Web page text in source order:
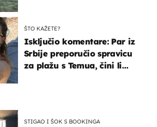
STIGAO I ŠOK S BOOKINGA
ŠTO KAŽETE?
Isključio komentare: Par iz
Srbije preporučio spravicu
za plažu s Temua, čini li